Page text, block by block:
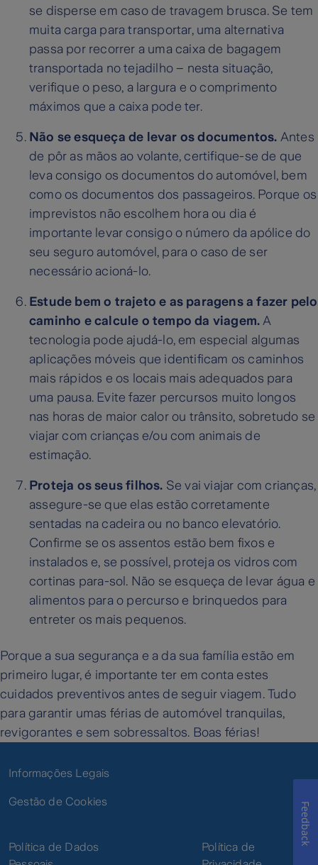
se disperse em caso de travagem brusca. Se tem
muita carga para transportar, uma alternativa
passa por recorrer a uma caixa de bagagem
transportada no tejadilho – nesta situação,
verifique o peso, a largura e o comprimento
máximos que a caixa pode ter.
Não se esqueça de levar os documentos. Antes
de pôr as mãos ao volante, certifique-se de que
leva consigo os documentos do automóvel, bem
como os documentos dos passageiros. Porque os
imprevistos não escolhem hora ou dia é
importante levar consigo o número da apólice do
seu seguro automóvel, para o caso de ser
necessário acioná-lo.
Estude bem o trajeto e as paragens a fazer pelo
caminho e calcule o tempo da viagem.A
tecnologia pode ajudá-lo, em especial algumas
aplicações móveis que identificam os caminhos
mais rápidos e os locais mais adequados para
uma pausa. Evite fazer percursos muito longos
nas horas de maior calor ou trânsito, sobretudo se
viajar com crianças e/ou com animais de
estimação.
Proteja os seus filhos. Se vai viajar com crianças,
assegure-se que elas estão corretamente
sentadas na cadeira ou no banco elevatório.
Confirme se os assentos estão bem fixos e
instalados e, se possível, proteja os vidros com
cortinas para-sol. Não se esqueça de levar água e
alimentos para o percurso e brinquedos para
entreter os mais pequenos.
Porque a sua segurança e a da sua família estão em
primeiro lugar, é importante ter em conta estes
cuidados preventivos antes de seguir viagem. Tudo
para garantir umas férias de automóvel tranquilas,
revigorantes e sem sobressaltos. Boas férias!
Informações Legais
Gestão de Cookies
Política de Dados
Política de
Feedback